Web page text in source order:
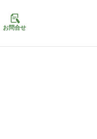
お問合せ